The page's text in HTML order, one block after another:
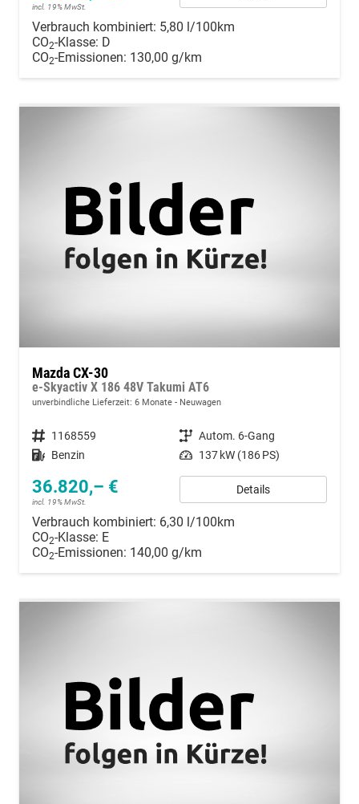
incl. 19% MwSt.
Verbrauch kombiniert: 5,80 l/100km
CO2-Klasse: D
CO2-Emissionen: 130,00 g/km
Mazda CX-30
e-Skyactiv X 186 48V Takumi AT6
unverbindliche Lieferzeit: 6 Monate Neuwagen
Fahrzeugnummer 1168559 Getriebe Autom. 6-Gang
Kraftstoff Benzin Leistung 137 kW (186 PS)
36.820,– €
incl. 19% MwSt.
Details
Verbrauch kombiniert: 6,30 l/100km
CO2-Klasse: E
CO2-Emissionen: 140,00 g/km